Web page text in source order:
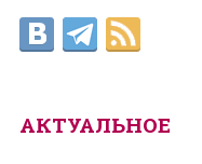
АКТУАЛЬНОЕ